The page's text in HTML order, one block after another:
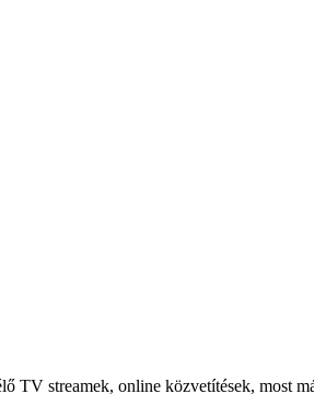
TV streamek, online közvetítések, most